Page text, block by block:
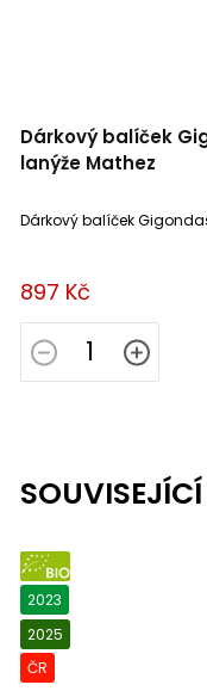
Dárkový balíček
lanýže Mathez
897 Kč
Dárkový balíček
BIO
2023
2025
ČR